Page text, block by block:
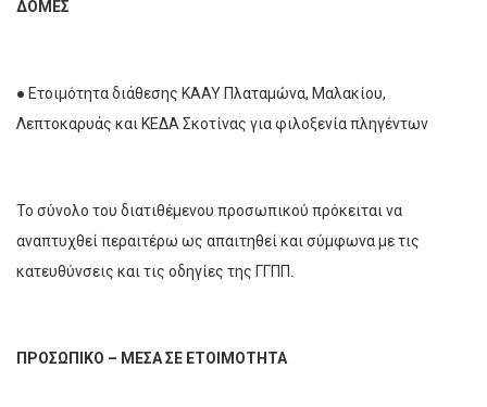
ΔΟΜΕΣ
● Ετοιμότητα διάθεσης ΚΑΑΥ Πλαταμώνα, Μαλακίου,
Λεπτοκαρυάς και ΚΕΔΑ Σκοτίνας για φιλοξενία πληγέντων
Το σύνολο του διατιθέμενου προσωπικού πρόκειται να
αναπτυχθεί περαιτέρω ως απαιτηθεί και σύμφωνα με τις
κατευθύνσεις και τις οδηγίες της ΓΓΠΠ.
ΠΡΟΣΩΠΙΚΟ – ΜΕΣΑ ΣΕ ΕΤΟΙΜΟΤΗΤΑ